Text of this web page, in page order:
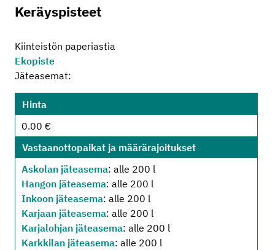
Keräyspisteet
Kiinteistön paperiastia
Ekopiste
Jäteasemat:
Hinta
0.00 €
Vastaanottopaikat ja määrärajoitukset
Askolan jäteasema: alle 200 l
Hangon jäteasema: alle 200 l
Inkoon jäteasema: alle 200 l
Karjaan jäteasema: alle 200 l
Karjalohjan jäteasema: alle 200 l
Karkkilan jäteasema: alle 200 l